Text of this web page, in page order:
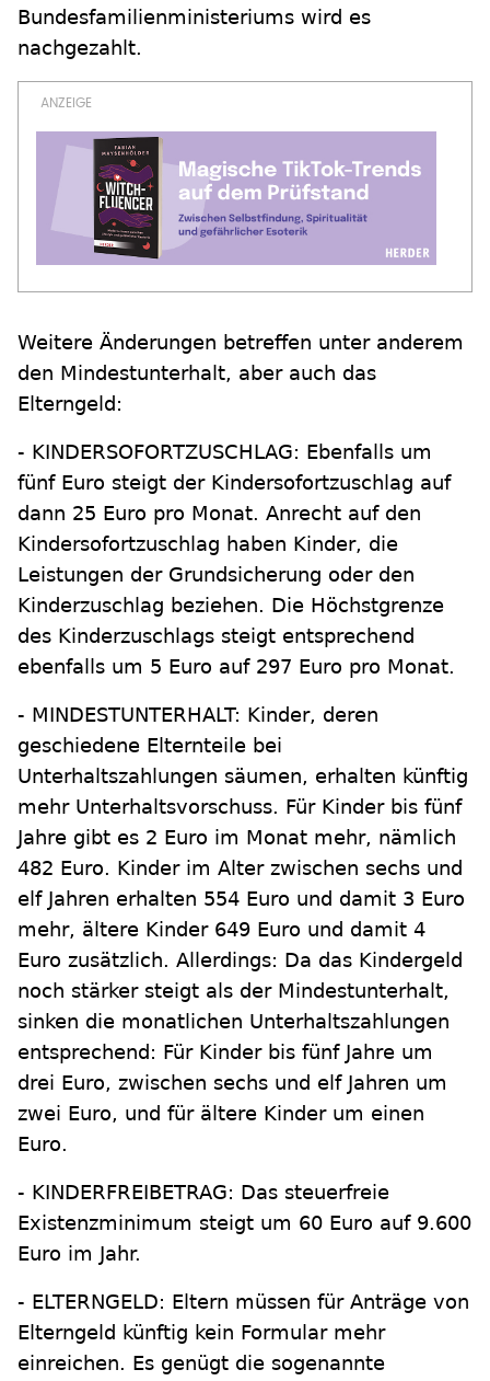
Bundesfamilienministeriums wird es
nachgezahlt.
Weitere Änderungen betreffen unter anderem
den Mindestunterhalt, aber auch das
Elterngeld:
- KINDERSOFORTZUSCHLAG: Ebenfalls um
fünf Euro steigt der Kindersofortzuschlag auf
dann 25 Euro pro Monat. Anrecht auf den
Kindersofortzuschlag haben Kinder, die
Leistungen der Grundsicherung oder den
Kinderzuschlag beziehen. Die Höchstgrenze
des Kinderzuschlags steigt entsprechend
ebenfalls um 5 Euro auf 297 Euro pro Monat.
- MINDESTUNTERHALT: Kinder, deren
geschiedene Elternteile bei
Unterhaltszahlungen säumen, erhalten künftig
mehr Unterhaltsvorschuss. Für Kinder bis fünf
Jahre gibt es 2 Euro im Monat mehr, nämlich
482 Euro. Kinder im Alter zwischen sechs und
elf Jahren erhalten 554 Euro und damit 3 Euro
mehr, ältere Kinder 649 Euro und damit 4
Euro zusätzlich. Allerdings: Da das Kindergeld
noch stärker steigt als der Mindestunterhalt,
sinken die monatlichen Unterhaltszahlungen
entsprechend: Für Kinder bis fünf Jahre um
drei Euro, zwischen sechs und elf Jahren um
zwei Euro, und für ältere Kinder um einen
Euro.
- KINDERFREIBETRAG: Das steuerfreie
Existenzminimum steigt um 60 Euro auf 9.600
Euro im Jahr.
- ELTERNGELD: Eltern müssen für Anträge von
Elterngeld künftig kein Formular mehr
einreichen. Es genügt die sogenannte